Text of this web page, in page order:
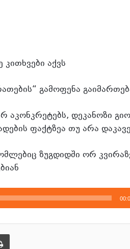
აქვს
გამოფენა
დეკანოზი
ფაქტზეა თუ არა
ზუგდიდში ორ